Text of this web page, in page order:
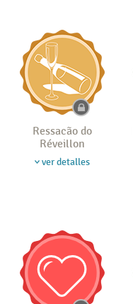
Ressacão do
Réveillon
ver detalles